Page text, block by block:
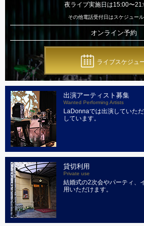
夜ライブ実施日は15:00〜
その他電話受付日はスケジュー
オンライン予約
ライブスケジュ
出演アーティスト募集
Wanted Performing Artists
LaDonnaでは出演していた
しています。
貸切利用
Private use
結婚式の2次会やパーティ、
用いただけます。